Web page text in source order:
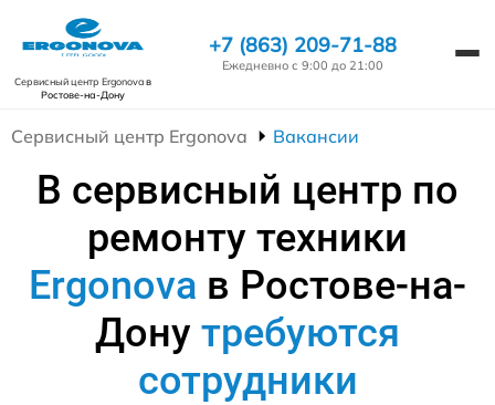
Сервисный центр Ergonovaв
Ростове-на-Дону
+7 (863) 209-71-88
Ежедневно с 9:00 до 21:00
Сервисный центр Ergonova Вакансии
В сервисный центр по
ремонту техники
Ergonova в Ростове-на-
Дону требуются
сотрудники